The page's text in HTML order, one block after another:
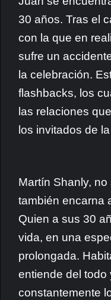
30 años. Tras el
con la que en
sufre un
la celebración.
flashbacks, los
las relaciones
los invitados de
Martín Shanly,
también encarna
Quien a sus 30
vida, en una
prolongada.
entiende del todo
constantemente